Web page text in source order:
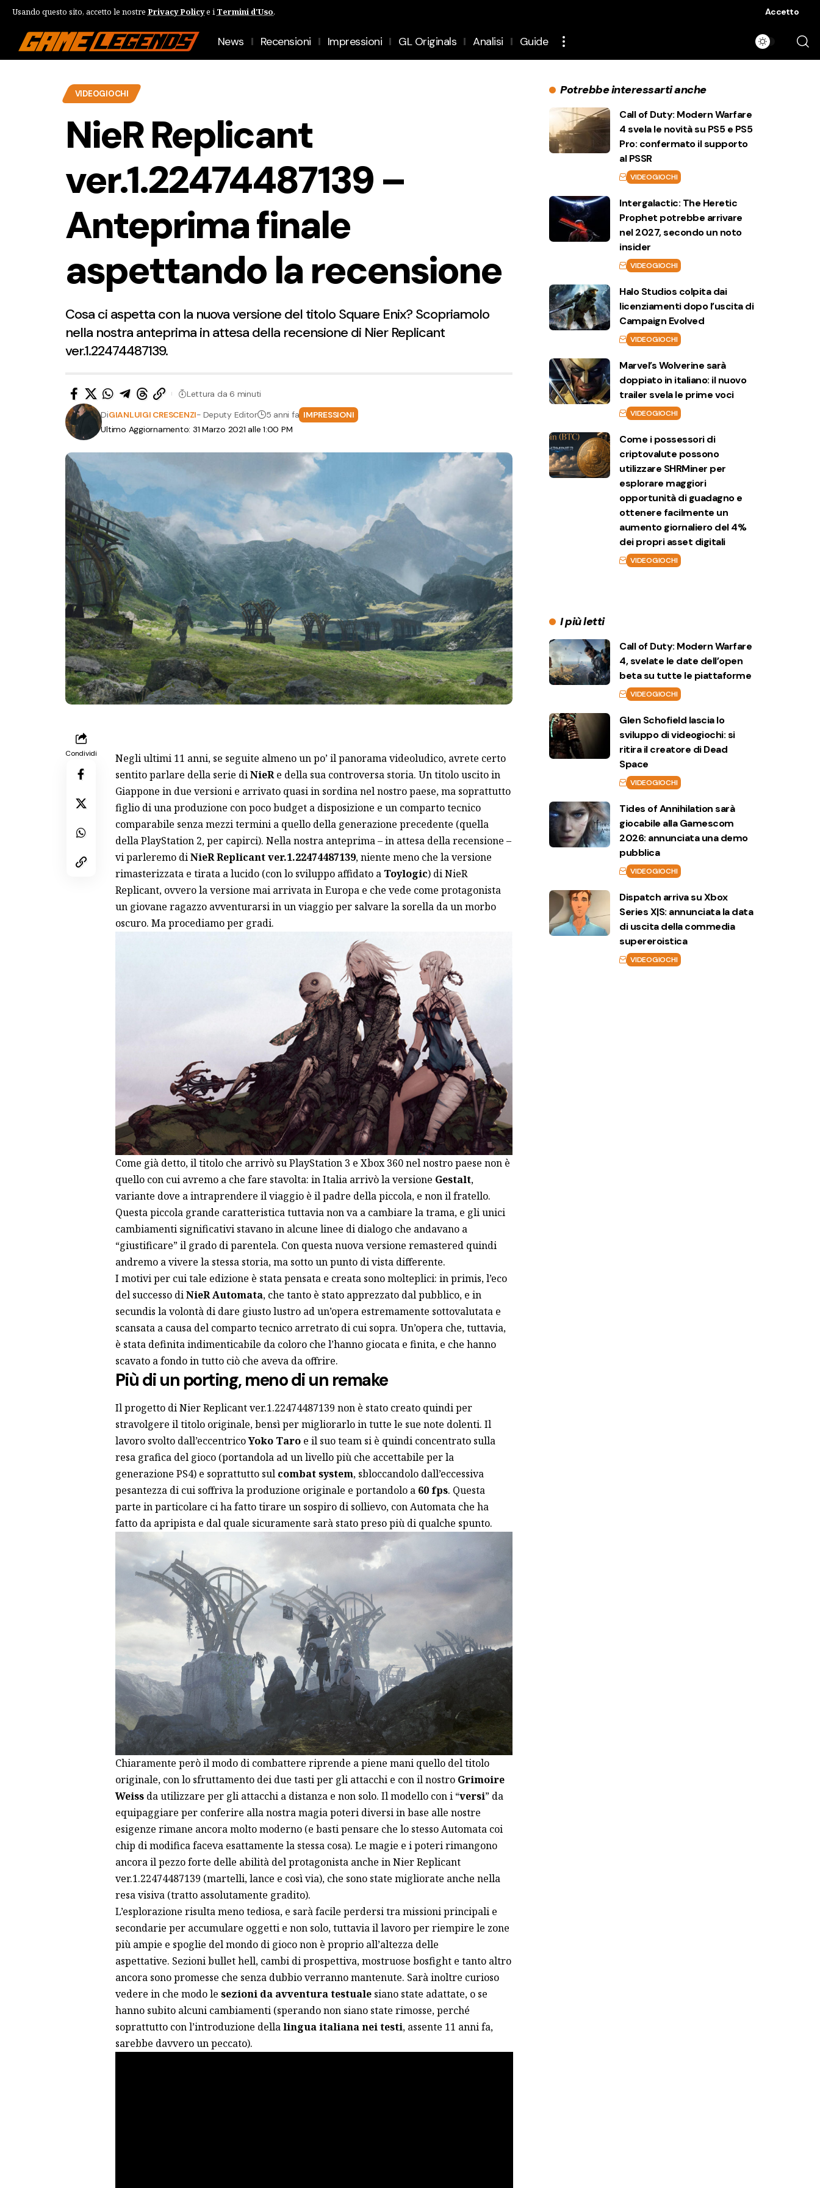
Usando questo sito, accetto le nostre Privacy Policye i Termini d'Uso. Accetto
News Recensioni Impressioni GL Originals Analisi Guide
VIDEOGIOCHI
NieR Replicant
ver.1.22474487139 –
Anteprima finale
aspettando la recensione
Cosa ci aspetta con la nuova versione del titolo Square Enix? Scopriamolo
nella nostra anteprima in attesa della recensione di Nier Replicant
ver.1.22474487139.
Ultimo Aggiornamento: 31 Marzo 2021 alle 1:00 PM
DiGIANLUIGI CRESCENZI- Deputy Editor 5 anni fa IMPRESSIONI
Lettura da 6 minuti
Condividi
Negli ultimi 11 anni, se seguite almeno un po’ il panorama videoludico, avrete certo
sentito parlare della serie diNieRe della sua controversa storia. Un titolo uscito in
Giappone in due versioni e arrivato quasi in sordina nel nostro paese, ma soprattutto
figlio di una produzione con poco budget a disposizione e un comparto tecnico
comparabile senza mezzi termini a quello della generazione precedente (quella
della PlayStation 2, per capirci). Nella nostra anteprima – in attesa della recensione –
vi parleremo diNieR Replicant ver.1.22474487139, niente meno che la versione
rimasterizzata e tirata a lucido (con lo sviluppo affidato a Toylogic) di NieR
Replicant, ovvero la versione mai arrivata in Europa e che vede come protagonista
un giovane ragazzo avventurarsi in un viaggio per salvare la sorella da un morbo
oscuro. Ma procediamo per gradi.
Come già detto, il titolo che arrivò su PlayStation 3 e Xbox 360 nel nostro paese non è
quello con cui avremo a che fare stavolta: in Italia arrivò la versione Gestalt,
variante dove a intraprendere il viaggio è il padre della piccola, e non il fratello.
Questa piccola grande caratteristica tuttavia non va a cambiare la trama, e gli unici
cambiamenti significativi stavano in alcune linee di dialogo che andavano a
“giustificare” il grado di parentela. Con questa nuova versione remastered quindi
andremo a vivere la stessa storia, ma sotto un punto di vista differente.
I motivi per cui tale edizione è stata pensata e creata sono molteplici: in primis, l’eco
del successo diNieR Automata, che tanto è stato apprezzato dal pubblico, e in
secundis la volontà di dare giusto lustro ad un’opera estremamente sottovalutata e
scansata a causa del comparto tecnico arretrato di cui sopra. Un’opera che, tuttavia,
è stata definita indimenticabile da coloro che l’hanno giocata e finita, e che hanno
scavato a fondo in tutto ciò che aveva da offrire.
Più di un porting, meno di un remake
Il progetto di Nier Replicant ver.1.22474487139 non è stato creato quindi per
stravolgere il titolo originale, bensì per migliorarlo in tutte le sue note dolenti. Il
lavoro svolto dall’eccentricoYoko Taroe il suo team si è quindi concentrato sulla
resa grafica del gioco (portandola ad un livello più che accettabile per la
generazione PS4) e soprattutto sul combat system, sbloccandolo dall’eccessiva
pesantezza di cui soffriva la produzione originale e portandolo a 60 fps. Questa
parte in particolare ci ha fatto tirare un sospiro di sollievo, con Automata che ha
fatto da apripista e dal quale sicuramente sarà stato preso più di qualche spunto.
Chiaramente però il modo di combattere riprende a piene mani quello del titolo
originale, con lo sfruttamento dei due tasti per gli attacchi e con il nostro Grimoire
Weissda utilizzare per gli attacchi a distanza e non solo. Il modello con i “versi” da
equipaggiare per conferire alla nostra magia poteri diversi in base alle nostre
esigenze rimane ancora molto moderno (e basti pensare che lo stessoAutomatacoi
chip di modifica faceva esattamente la stessa cosa). Le magie e i poteri rimangono
ancora il pezzo forte delle abilità del protagonista anche in Nier Replicant
ver.1.22474487139 (martelli, lance e così via), che sono state migliorate anche nella
resa visiva (tratto assolutamente gradito).
L’esplorazione risulta meno tediosa, e sarà facile perdersi tra missioni principali e
secondarie per accumulare oggetti e non solo, tuttavia il lavoro per riempire le zone
più ampie e spoglie del mondo di gioco non è proprio all’altezza delle
aspettative. Sezioni bullet hell, cambi di prospettiva, mostruose bosfight e tanto altro
ancora sono promesse che senza dubbio verranno mantenute. Sarà inoltre curioso
vedere in che modo le sezioni da avventura testualesiano state adattate, o se
hanno subito alcuni cambiamenti (sperando non siano state rimosse, perché
soprattutto con l’introduzione dellalingua italiana nei testi, assente 11 anni fa,
sarebbe davvero un peccato).
Potrebbe interessarti anche
Call of Duty: Modern Warfare
4 svela le novità su PS5 e PS5
Pro: confermato il supporto
al PSSR
VIDEOGIOCHI
Intergalactic: The Heretic
Prophet potrebbe arrivare
nel 2027, secondo un noto
insider
VIDEOGIOCHI
Halo Studios colpita dai
licenziamenti dopo l’uscita di
Campaign Evolved
VIDEOGIOCHI
Marvel’s Wolverine sarà
doppiato in italiano: il nuovo
trailer svela le prime voci
VIDEOGIOCHI
Come i possessori di
criptovalute possono
utilizzare SHRMiner per
esplorare maggiori
opportunità di guadagno e
ottenere facilmente un
aumento giornaliero del 4%
dei propri asset digitali
VIDEOGIOCHI
I più letti
Call of Duty: Modern Warfare
4, svelate le date dell’open
beta su tutte le piattaforme
VIDEOGIOCHI
Glen Schofield lascia lo
sviluppo di videogiochi: si
ritira il creatore di Dead
Space
VIDEOGIOCHI
Tides of Annihilation sarà
giocabile alla Gamescom
2026: annunciata una demo
pubblica
VIDEOGIOCHI
Dispatch arriva su Xbox
Series X|S: annunciata la data
di uscita della commedia
supereroistica
VIDEOGIOCHI